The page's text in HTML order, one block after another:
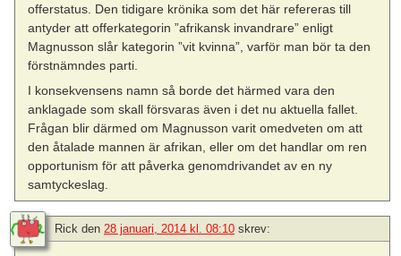
offerstatus. Den tidigare krönika som det här refereras till
antyder att offerkategorin ”afrikansk invandrare” enligt
Magnusson slår kategorin ”vit kvinna”, varför man bör ta den
förstnämndes parti.
I konsekvensens namn så borde det härmed vara den
anklagade som skall försvaras även i det nu aktuella fallet.
Frågan blir därmed om Magnusson varit omedveten om att
den åtalade mannen är afrikan, eller om det handlar om ren
opportunism för att påverka genomdrivandet av en ny
samtyckeslag.
Rick den 28 januari, 2014 kl. 08:10 skrev: